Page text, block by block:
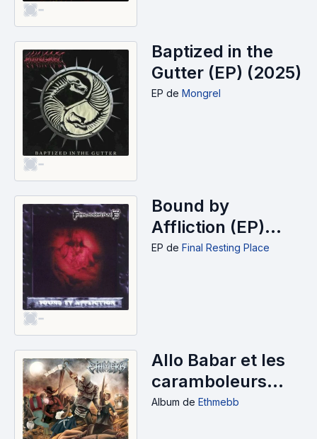
-
-
Baptized in the
Gutter (EP) (2025)
EP de Mongrel
-
Bound by
Affliction (EP)
(2025)
EP de Final Resting Place
Allo Babar et les
caramboleurs
(2025)
Album de Ethmebb